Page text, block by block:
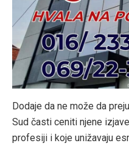
Dodaje da ne može da
Sud časti ceniti njene
profesiji i koje unižavaju